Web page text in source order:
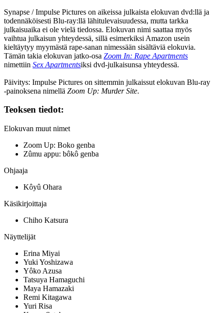
Synapse / Impulse Pictures on aikeissa julkaista elokuvan dvd:llä ja
todennäköisesti Blu‑ray:llä lähitulevaisuudessa, mutta tarkka
julkaisuaika ei ole vielä tiedossa. Elokuvan nimi saattaa myös
vaihtua julkaisun yhteydessä, sillä esimerkiksi Amazon usein
kieltäytyy myymästä rape-sanan nimessään sisältäviä elokuvia.
Tämän takia elokuvan jatko‑osa Zoom In: Rape Apartments
nimettiin Sex Apartmentsiksi dvd‑julkaisunsa yhteydessä.
Päivitys: Impulse Pictures on sittemmin julkaissut elokuvan Blu‑ray
‑painoksena nimellä Zoom Up: Murder Site.
Teoksen tiedot:
Elokuvan muut nimet
Zoom Up: Boko genba
Zûmu appu: bôkô genba
Ohjaaja
Kôyû Ohara
Käsikirjoittaja
Chiho Katsura
Näyttelijät
Erina Miyai
Yuki Yoshizawa
Yôko Azusa
Tatsuya Hamaguchi
Maya Hamazaki
Remi Kitagawa
Yuri Risa